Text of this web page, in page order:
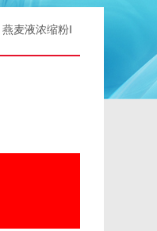
麦液浓缩粉Ⅰ